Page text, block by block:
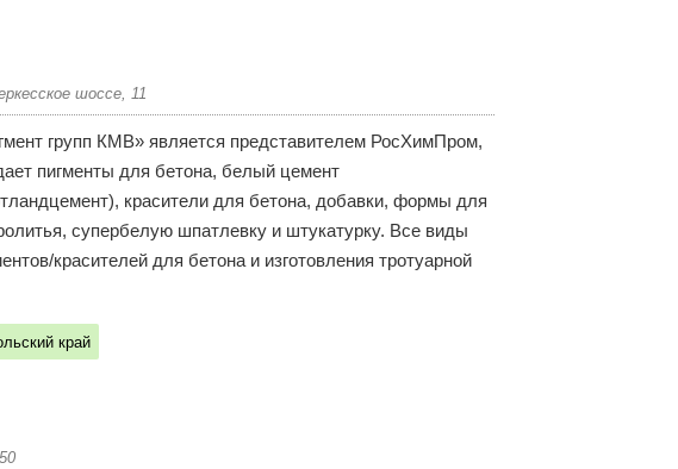
шоссе, 11
групп КМВ» является представителем РосХимПром,
пигменты для бетона, белый цемент
красители для бетона, добавки, формы для
супербелую шпатлевку и штукатурку. Все виды
красителей для бетона и изготовления тротуарной
край